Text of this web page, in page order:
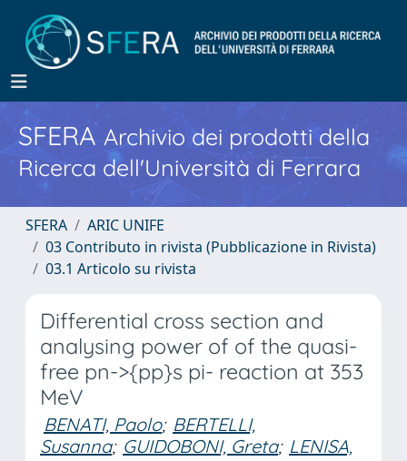
SFERA Archivio dei prodotti della
Ricerca dell'Università di Ferrara
SFERA
ARIC UNIFE
03 Contributo in rivista (Pubblicazione in Rivista)
03.1 Articolo su rivista
Differential cross section and
analysing power of of the quasi-
free pn->{pp}s pi- reaction at 353
MeV
BENATI, Paolo; BERTELLI,
Susanna; GUIDOBONI, Greta; LENISA,